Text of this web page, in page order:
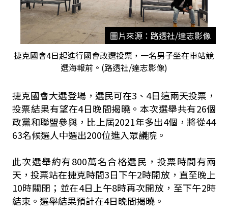
圖片來源：路透社/達志影像
捷克國會4日起進行國會改選投票，一名男子坐在車站競
選海報前。(路透社/達志影像)
捷克國會大選登場，選民可在3、4日這兩天投票，
投票結果有望在4日晚間揭曉。本次選舉共有26個
政黨和聯盟參與，比上屆2021年多出4個，將從44
63名候選人中選出200位進入眾議院。
此次選舉約有800萬名合格選民，投票時間有兩
天，投票站在捷克時間3日下午2時開放，直至晚上
10時關閉；並在4日上午8時再次開放，至下午2時
結束。選舉結果預計在4日晚間揭曉。